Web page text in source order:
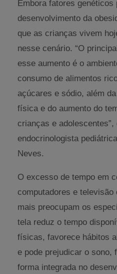
Embora fatores
desenvolvimento da
que as crianças vivem
nesse cenário. “O
esse aumento é o
consumo de alimentos
açúcares e sódio, além
física e do aumento do
crianças e adolescentes”,
endocrinologista
Neves.
O excesso de tempo em
computadores e
mais preocupam os
tela reduz o tempo
físicas, favorece hábitos
e pode prejudicar o sono,
forma integrada no